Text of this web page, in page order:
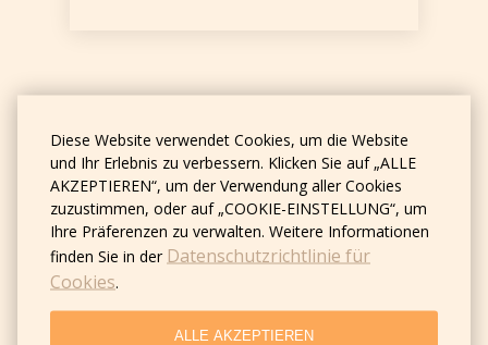
Diese Website verwendet Cookies, um die Website
und Ihr Erlebnis zu verbessern. Klicken Sie auf „ALLE
AKZEPTIEREN“, um der Verwendung aller Cookies
zuzustimmen, oder auf „COOKIE-EINSTELLUNG“, um
Ihre Präferenzen zu verwalten. Weitere Informationen
finden Sie in der Datenschutzrichtlinie für
Cookies.
ALLE AKZEPTIEREN
Treueprogramm